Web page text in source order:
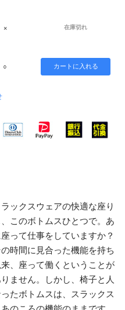
× 在庫切れ
○
ックスウェアの快適な座り
このボトムスひとつで。あ
って仕事をしていますか？
時間に見合った機能を持ち
、座って働くということが
ません。しかし、椅子と人
たボトムスは、スラックス